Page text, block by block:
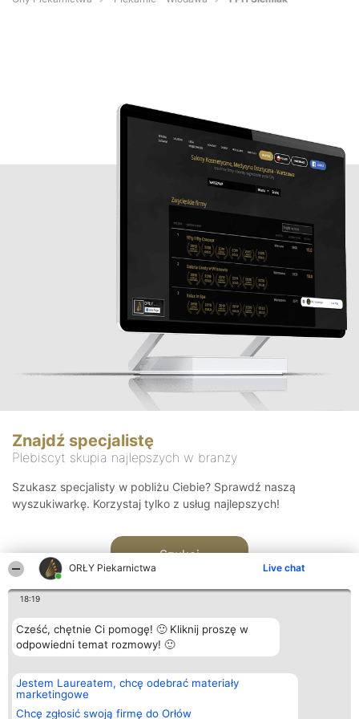
ORŁY Piekarnictwa Live chat
18:19
Cześć, chętnie Ci pomogę! 🙂 Kliknij proszę w
odpowiedni temat rozmowy! 🙂
Jestem Laureatem, chcę odebrać materiały
marketingowe
Chcę zgłosić swoją firmę do Orłów
Znajdź specjalistę
Plebiscyt skupia najlepszych w branży
Szukasz specjalisty w pobliżu Ciebie? Sprawdź naszą
wyszukiwarkę. Korzystaj tylko z usług najlepszych!
Szukaj
Organizator plebiscytu
Bright Side Solutions sp. z o.
o. sp. k.
ul. Ruska 22
Plebiscyt
Laureaci
wszystkich
Kontakt
Kontakt